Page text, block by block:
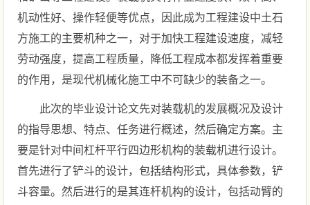
机动性好、操作轻便等优点，因此成为工程建设中土石
方施工的主要机种之一，对于加快工程建设速度，减轻
劳动强度，提高工程质量，降低工程成本都发挥着重要
的作用，是现代机械化施工中不可缺少的装备之一。
此次的毕业设计论文先对装载机的发展概况及设计
的指导思想、特点、任务进行概述，然后确定方案。主
要是针对中间杠杆平行四边形机构的装载机进行设计。
首先进行了铲斗的设计，包括结构形式，具体参数，铲
斗容量。然后进行的是其连杆机构的设计，包括动臂的